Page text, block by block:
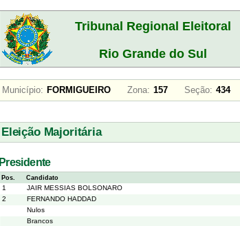
Tribunal Regional Eleitoral
Rio Grande do Sul
Município: FORMIGUEIRO Zona: 157 Seção: 434
Eleição Majoritária
Presidente
Pos. Candidato
1 JAIR MESSIAS BOLSONARO
2
FERNANDO HADDAD
Nulos
Brancos